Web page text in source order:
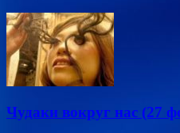
Чудаки вокруг нас (27